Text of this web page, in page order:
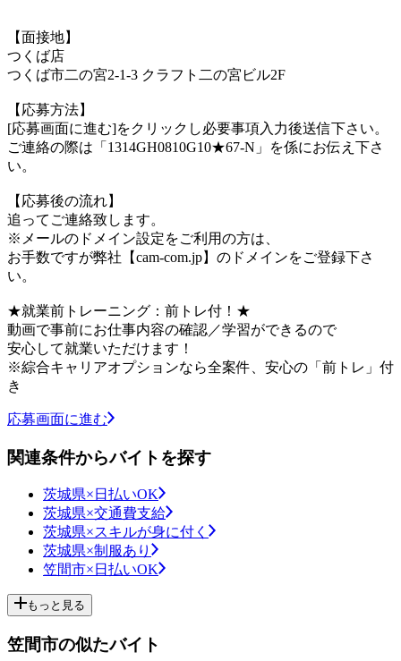
【面接地】
つくば店
つくば市二の宮2-1-3 クラフト二の宮ビル2F
【応募方法】
[応募画面に進む]をクリックし必要事項入力後送信下さい。
ご連絡の際は「1314GH0810G10★67-N」を係にお伝え下さ
い。
【応募後の流れ】
追ってご連絡致します。
※メールのドメイン設定をご利用の方は、
お手数ですが弊社【cam-com.jp】のドメインをご登録下さ
い。
★就業前トレーニング：前トレ付！★
動画で事前にお仕事内容の確認／学習ができるので
安心して就業いただけます！
※綜合キャリアオプションなら全案件、安心の「前トレ」付
き
応募画面に進む
関連条件からバイトを探す
茨城県×日払いOK
茨城県×交通費支給
茨城県×スキルが身に付く
茨城県×制服あり
笠間市×日払いOK
もっと見る
笠間市の似たバイト